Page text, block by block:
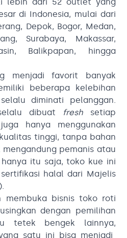
di Indonesia, mulai dari
Depok, Bogor, Medan,
Surabaya, Makassar,
Balikpapan, hingga
menjadi favorit banyak
beberapa kelebihan
diminati pelanggan.
dibuat freshsetiap
hanya menggunakan
tinggi, tanpa bahan
pemanis atau
itu saja, toko kue ini
halal dari Majelis
membuka bisnis toko roti
dengan pemilihan
tetek bengek lainnya,
satu ini bisa menjadi